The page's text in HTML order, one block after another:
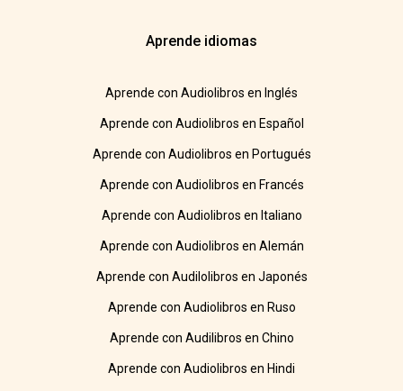
Aprende idiomas
Aprende con Audiolibros en Inglés
Aprende con Audiolibros en Español
Aprende con Audiolibros en Portugués
Aprende con Audiolibros en Francés
Aprende con Audiolibros en Italiano
Aprende con Audiolibros en Alemán
Aprende con Audilolibros en Japonés
Aprende con Audiolibros en Ruso
Aprende con Audilibros en Chino
Aprende con Audiolibros en Hindi